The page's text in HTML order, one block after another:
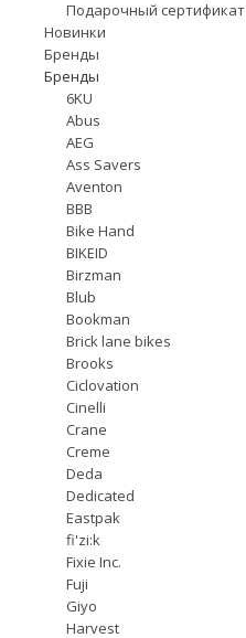
Подарочный сертификат
Новинки
Бренды
Бренды
6KU
Abus
AEG
Ass Savers
Aventon
BBB
Bike Hand
BIKEID
Birzman
Blub
Bookman
Brick lane bikes
Brooks
Ciclovation
Cinelli
Crane
Creme
Deda
Dedicated
Eastpak
fi'zi:k
Fixie Inc.
Fuji
Giyo
Harvest